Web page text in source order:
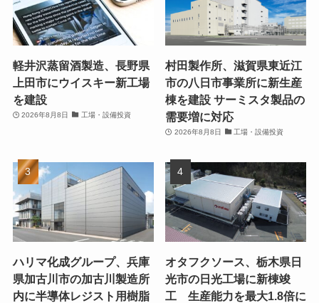
軽井沢蒸留酒製造、長野県
上田市にウイスキー新工場
を建設
2026年8月8日 工場・設備投資
村田製作所、滋賀県東近江
市の八日市事業所に新生産
棟を建設 サーミスタ製品の
需要増に対応
2026年8月8日 工場・設備投資
ハリマ化成グループ、兵庫
県加古川市の加古川製造所
内に半導体レジスト用樹脂
オタフクソース、栃木県日
光市の日光工場に新棟竣
工 生産能力を最大1.8倍に